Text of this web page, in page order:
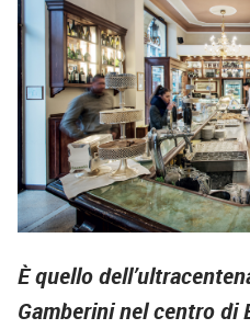
È quello
Gamberini nel centro di